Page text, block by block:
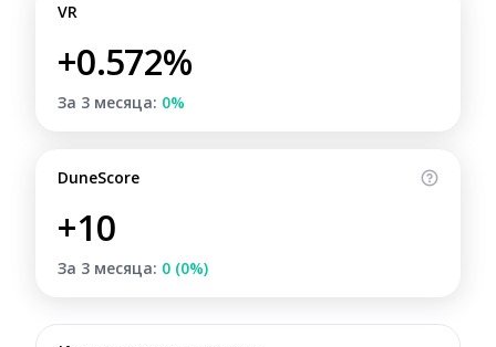
VR
+0.572%
За 3 месяца: 0%
DuneScore
+10
За 3 месяца: 0 (0%)